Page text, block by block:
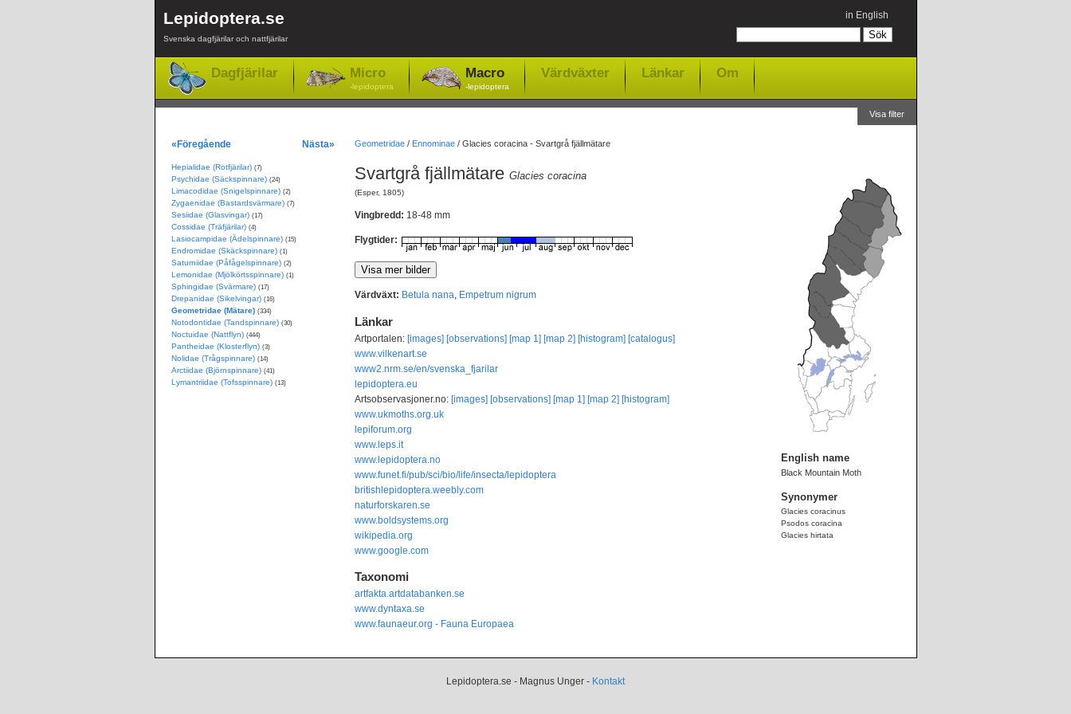
Lepidoptera.se
Svenska dagfjärilar och nattfjärilar
in English
Dagfjärilar Micro
-lepidoptera
Macro
-lepidoptera
Värdväxter Länkar Om
Visa filter
Geometridae/ Ennominae/ Glacies coracina - Svartgrå fjällmätare
Svartgrå fjällmätare Glacies coracina
(Esper, 1805)
Vingbredd: 18-48 mm
Flygtider:
Värdväxt: Betula nana, Empetrum nigrum
Länkar
Artportalen: [images] [observations] [map 1] [map 2] [histogram] [catalogus]
www.vilkenart.se
www2.nrm.se/en/svenska_fjarilar
lepidoptera.eu
Artsobservasjoner.no: [images] [observations] [map 1] [map 2] [histogram]
www.ukmoths.org.uk
lepiforum.org
www.leps.it
www.lepidoptera.no
www.funet.fi/pub/sci/bio/life/insecta/lepidoptera
britishlepidoptera.weebly.com
naturforskaren.se
www.boldsystems.org
wikipedia.org
www.google.com
Taxonomi
artfakta.artdatabanken.se
www.dyntaxa.se
www.faunaeur.org - Fauna Europaea
English name
Black Mountain Moth
Synonymer
Glacies coracinus
Psodos coracina
Glacies hirtata
«Föregående Nästa»
Hepialidae (Rotfjärilar) (7)
Psychidae (Säckspinnare) (24)
Limacodidae (Snigelspinnare) (2)
Zygaenidae (Bastardsvärmare) (7)
Sesiidae (Glasvingar) (17)
Cossidae (Träfjärilar) (4)
Lasiocampidae (Ädelspinnare) (15)
Endromidae (Skäckspinnare) (1)
Saturniidae (Påfågelspinnare) (2)
Lemonidae (Mjölkörtsspinnare) (1)
Sphingidae (Svärmare) (17)
Drepanidae (Sikelvingar) (16)
Geometridae (Mätare) (334)
Notodontidae (Tandspinnare) (30)
Noctuidae (Nattflyn) (444)
Pantheidae (Klosterflyn) (3)
Nolidae (Trågspinnare) (14)
Arctiidae (Björnspinnare) (41)
Lymantriidae (Tofsspinnare) (13)
Lepidoptera.se - Magnus Unger - Kontakt